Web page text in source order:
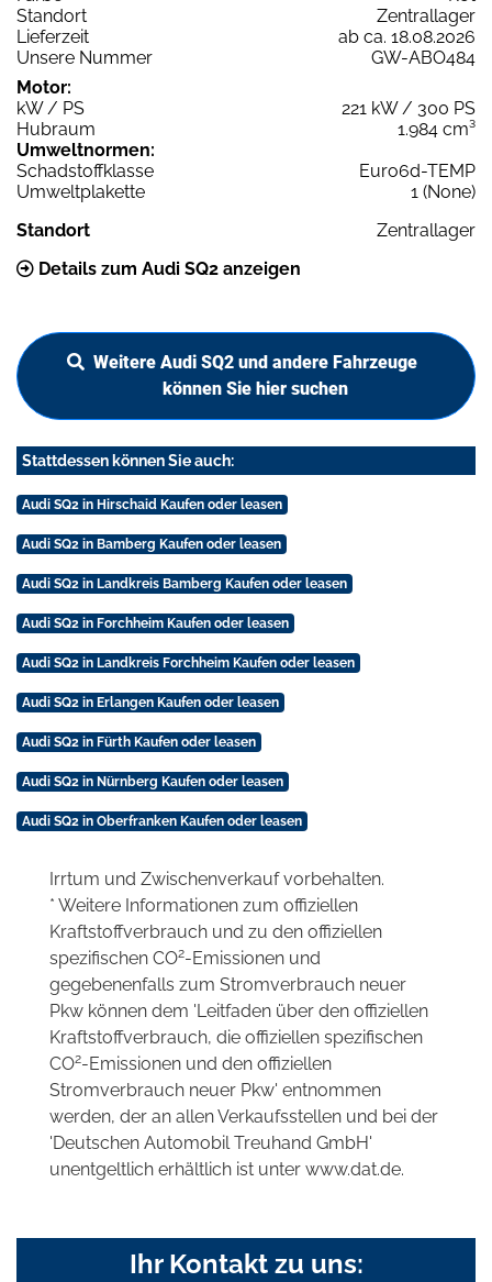
Standort
Zentrallager
Lieferzeit
ab ca. 18.08.2026
Unsere Nummer
GW-ABO484
Motor:
kW / PS
221 kW / 300 PS
Hubraum
1.984 cm³
Umweltnormen:
Schadstoffklasse
Euro6d-TEMP
Umweltplakette
1 (None)
Standort
Zentrallager
Details zum Audi SQ2 anzeigen
Weitere Audi SQ2 und andere Fahrzeuge
können Sie hier suchen
Stattdessen können Sie auch:
Audi SQ2 in Hirschaid Kaufen oder leasen
Audi SQ2 in Bamberg Kaufen oder leasen
Audi SQ2 in Landkreis Bamberg Kaufen oder leasen
Audi SQ2 in Forchheim Kaufen oder leasen
Audi SQ2 in Landkreis Forchheim Kaufen oder leasen
Audi SQ2 in Erlangen Kaufen oder leasen
Audi SQ2 in Fürth Kaufen oder leasen
Audi SQ2 in Nürnberg Kaufen oder leasen
Audi SQ2 in Oberfranken Kaufen oder leasen
Irrtum und Zwischenverkauf vorbehalten.
* Weitere Informationen zum offiziellen
Kraftstoffverbrauch und zu den offiziellen
spezifischen CO2-Emissionen und
gegebenenfalls zum Stromverbrauch neuer
Pkw können dem 'Leitfaden über den offiziellen
Kraftstoffverbrauch, die offiziellen spezifischen
CO2-Emissionen und den offiziellen
Stromverbrauch neuer Pkw' entnommen
werden, der an allen Verkaufsstellen und bei der
'Deutschen Automobil Treuhand GmbH'
unentgeltlich erhältlich ist unter www.dat.de.
Ihr Kontakt zu uns: